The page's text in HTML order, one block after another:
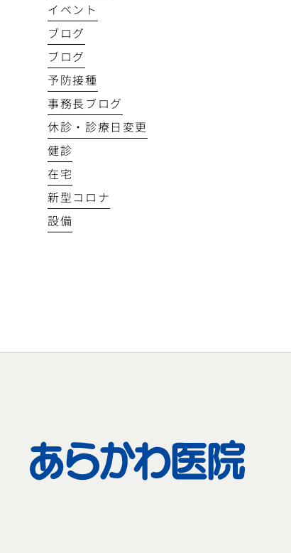
イベント
ブログ
ブログ
予防接種
事務長ブログ
休診・診療日変更
健診
在宅
新型コロナ
設備